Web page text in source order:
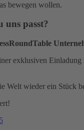
bewegen wollen.
uns passt?
exklusiven
Welt wieder ein Stück